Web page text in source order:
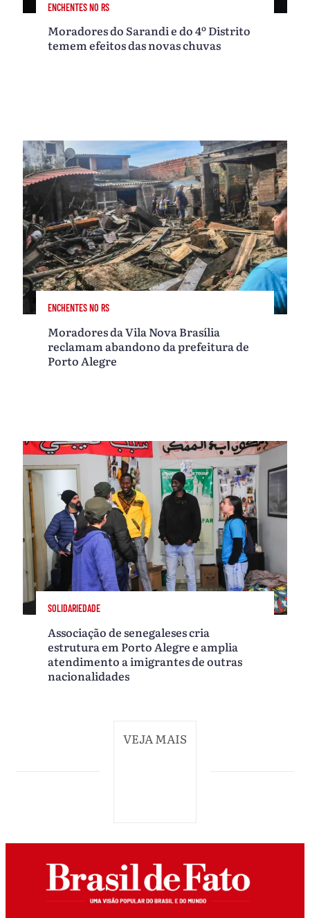
ENCHENTES NO RS
Moradores do Sarandi e do 4º Distrito
temem efeitos das novas chuvas
ENCHENTES NO RS
Moradores da Vila Nova Brasília
reclamam abandono da prefeitura de
Porto Alegre
SOLIDARIEDADE
Associação de senegaleses cria
estrutura em Porto Alegre e amplia
atendimento a imigrantes de outras
nacionalidades
VEJA MAIS